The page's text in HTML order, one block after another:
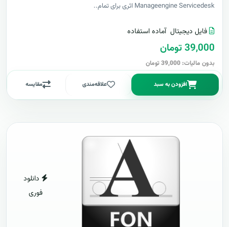
Manageengine Servicedesk اثری برای تمام..
فایل دیجیتال آماده استفاده
39,000 تومان
بدون مالیات: 39,000 تومان
افزودن به سبد علاقه‌مندی مقایسه
دانلود
فوری